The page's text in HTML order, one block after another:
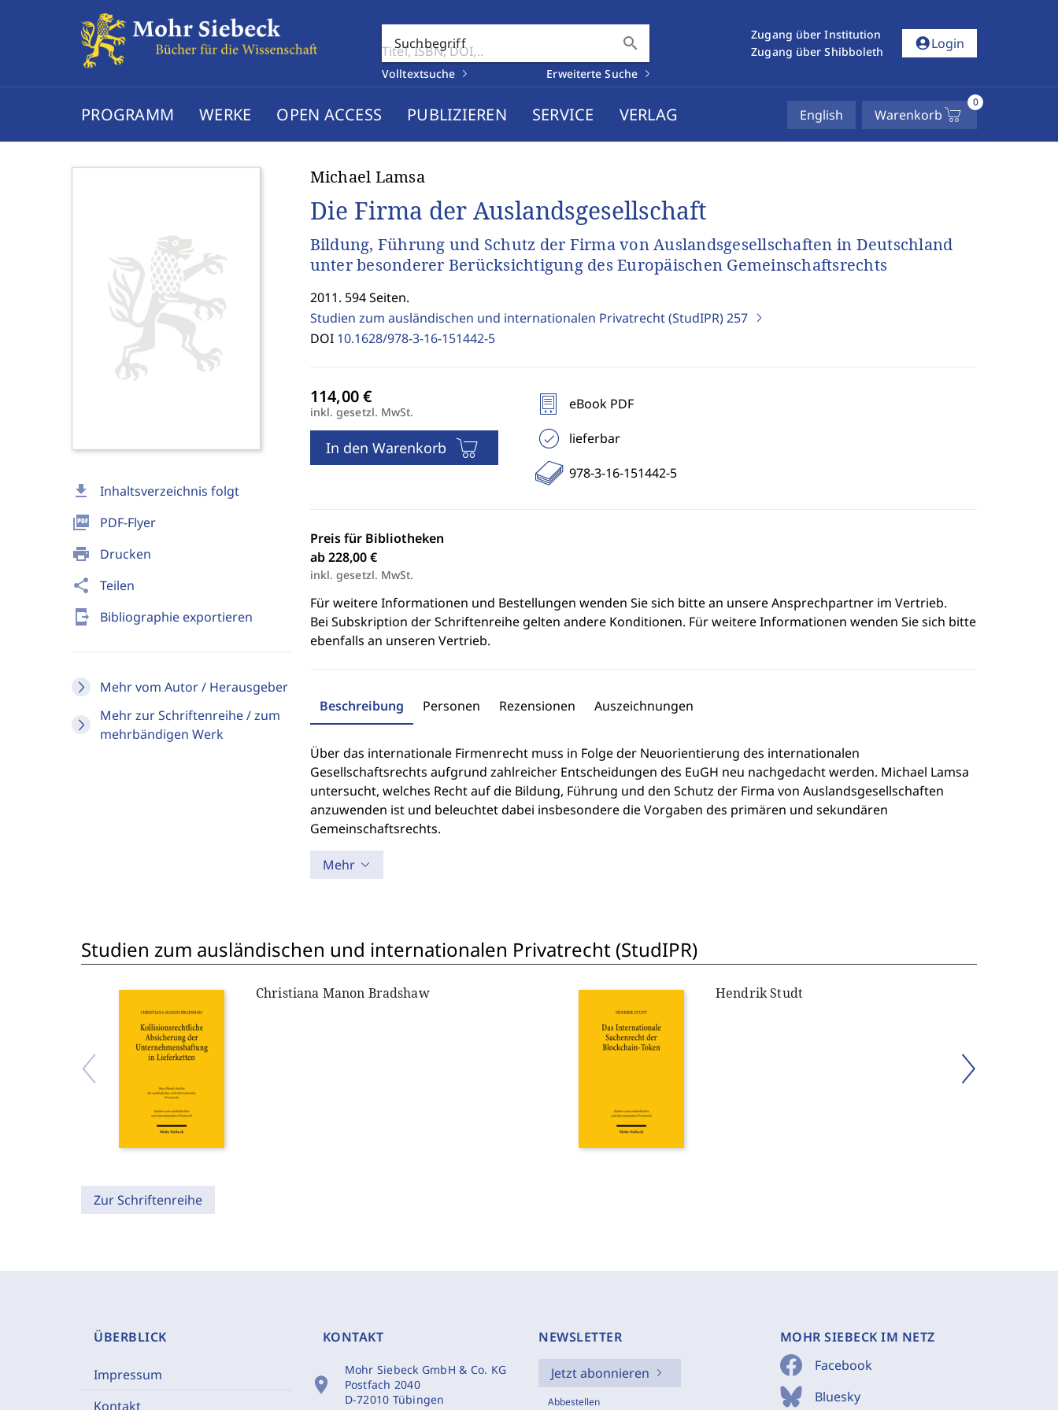
Suchbegriff search
Volltextsuche Erweiterte Suche
Zugang über Institution
Zugang über Shibboleth
account_circleLogin
PROGRAMM WERKE OPEN ACCESS PUBLIZIEREN SERVICE VERLAG English Warenkorb
0
download Inhaltsverzeichnis folgt
picture_as_pdf PDF-Flyer
print Drucken
share Teilen
send_to_mobile Bibliographie exportieren
Mehr vom Autor / Herausgeber
Mehr zur Schriftenreihe / zum
mehrbändigen Werk
Michael Lamsa
Die Firma der Auslandsgesellschaft
Bildung, Führung und Schutz der Firma von Auslandsgesellschaften in Deutschland
unter besonderer Berücksichtigung des Europäischen Gemeinschaftsrechts
2011. 594 Seiten.
Studien zum ausländischen und internationalen Privatrecht (StudIPR)257
DOI 10.1628/978-3-16-151442-5
inkl. gesetzl. MwSt.
In den Warenkorb
eBook PDF
lieferbar
978-3-16-151442-5
Preis für Bibliotheken
ab 228,00 €
inkl. gesetzl. MwSt.
Für weitere Informationen und Bestellungen wenden Sie sich bitte an unsere Ansprechpartner im Vertrieb.
Bei Subskription der Schriftenreihe gelten andere Konditionen. Für weitere Informationen wenden Sie sich bitte
ebenfalls an unseren Vertrieb.
Beschreibung Personen Rezensionen Auszeichnungen
Über das internationale Firmenrecht muss in Folge der Neuorientierung des internationalen
Gesellschaftsrechts aufgrund zahlreicher Entscheidungen des EuGH neu nachgedacht werden. Michael Lamsa
untersucht, welches Recht auf die Bildung, Führung und den Schutz der Firma von Auslandsgesellschaften
anzuwenden ist und beleuchtet dabei insbesondere die Vorgaben des primären und sekundären
Gemeinschaftsrechts.
Mehr
Studien zum ausländischen und internationalen Privatrecht (StudIPR)
Christiana Manon Bradshaw Hendrik Studt
Zur Schriftenreihe
ÜBERBLICK
Impressum
Kontakt
KONTAKT
location_on
Mohr Siebeck GmbH & Co. KG
Postfach 2040
D-72010 Tübingen
NEWSLETTER
Jetzt abonnieren
Abbestellen
MOHR SIEBECK IM NETZ
Facebook
Bluesky